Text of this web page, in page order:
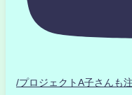
/プロジェクトA子さんも